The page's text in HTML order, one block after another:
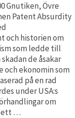
Gnutiken, Övre
Patent Absurdity
och historien om
som ledde till
de åsakar
ekonomin som
på en rad
under USA:s
om
ett …